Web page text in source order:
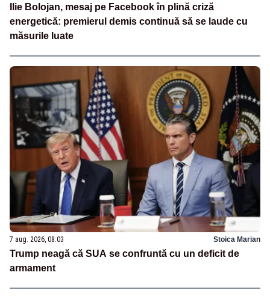
Ilie Bolojan, mesaj pe Facebook în plină criză
energetică: premierul demis continuă să se laude cu
măsurile luate
7 aug. 2026, 08:03 Stoica Marian
Trump neagă că SUA se confruntă cu un deficit de
armament